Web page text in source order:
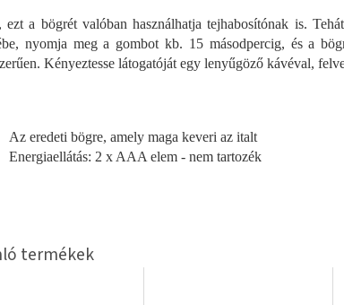
ezt a bögrét valóban használhatja tejhabosítónak is.
nyomja meg a gombot kb. 15 másodpercig, és a
Kényeztesse látogatóját egy lenyűgöző kávéval,
Az eredeti bögre, amely maga keveri az italt
Energiaellátás: 2 x AAA elem - nem tartozék